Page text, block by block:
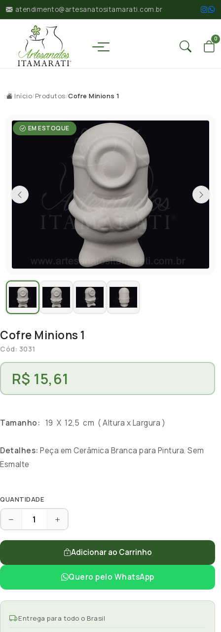
atendimento@artesanatositamarati.com.br
0
Início/Produtos/Cofre Minions 1
EM ESTOQUE
Cofre Minions 1
Cód: 3031
R$ 15,61
Tamanho: 19 X 12,5 cm ( Altura x Largura )
Detalhes: Peça em Cerâmica Branca para Pintura. Sem
Esmalte
QUANTIDADE
Adicionar ao Carrinho
Quero pelo WhatsApp
Entrega para todo o Brasil